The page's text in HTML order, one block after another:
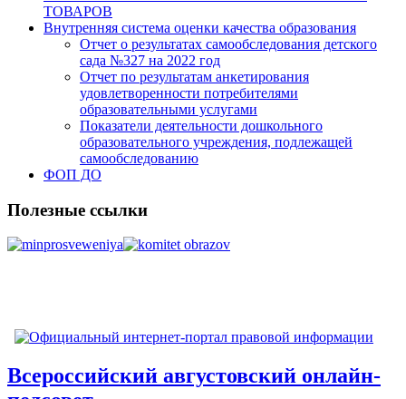
ТОВАРОВ
Внутренняя система оценки качества образования
Отчет о результатах самообследования детского
сада №327 на 2022 год
Отчет по результатам анкетирования
удовлетворенности потребителями
образовательными услугами
Показатели деятельности дошкольного
образовательного учреждения, подлежащей
самообследованию
ФОП ДО
Полезные ссылки
Всероссийский августовский онлайн-